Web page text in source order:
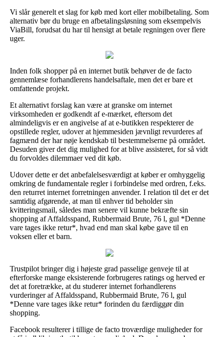
Vi slår generelt et slag for køb med kort eller mobilbetaling. Som
alternativ bør du bruge en afbetalingsløsning som eksempelvis
ViaBill, forudsat du har til hensigt at betale regningen over flere
uger.
Inden folk shopper på en internet butik behøver de de facto
gennemlæse forhandlerens handelsaftale, men det er bare et
omfattende projekt.
Et alternativt forslag kan være at granske om internet
virksomheden er godkendt af e-mærket, eftersom det
almindeligvis er en angivelse af at e-butikken respekterer de
opstillede regler, udover at hjemmesiden jævnligt revurderes af
fagmænd der har nøje kendskab til bestemmelserne på området.
Desuden giver det dig mulighed for at blive assisteret, for så vidt
du forvoldes dilemmaer ved dit køb.
Udover dette er det anbefalelsesværdigt at køber er omhyggelig
omkring de fundamentale regler i forbindelse med ordren, f.eks.
den returret internet forretningen anvender. I relation til det er det
samtidig afgørende, at man til enhver tid beholder sin
kvitteringsmail, således man senere vil kunne bekræfte sin
shopping af Affaldsspand, Rubbermaid Brute, 76 l, gul *Denne
vare tages ikke retur*, hvad end man skal købe gave til en
voksen eller et barn.
Trustpilot bringer dig i højeste grad passelige genveje til at
efterforske mange eksisterende forbrugeres ratings og herved er
det at foretrække, at du studerer internet forhandlerens
vurderinger af Affaldsspand, Rubbermaid Brute, 76 l, gul
*Denne vare tages ikke retur* forinden du færdiggør din
shopping.
Facebook resulterer i tillige de facto troværdige muligheder for